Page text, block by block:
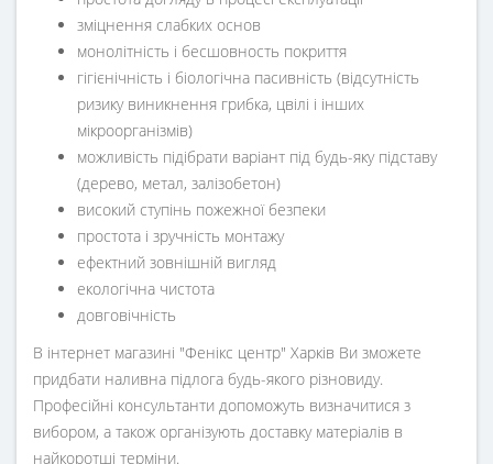
зміцнення слабких основ
монолітність і бесшовность покриття
гігієнічність і біологічна пасивність (відсутність
ризику виникнення грибка, цвілі і інших
мікроорганізмів)
можливість підібрати варіант під будь-яку підставу
(дерево, метал, залізобетон)
високий ступінь пожежної безпеки
простота і зручність монтажу
ефектний зовнішній вигляд
екологічна чистота
довговічність
В інтернет магазині "Фенікс центр" Харків Ви зможете
придбати наливна підлога будь-якого різновиду.
Професійні консультанти допоможуть визначитися з
вибором, а також організують доставку матеріалів в
найкоротші терміни.